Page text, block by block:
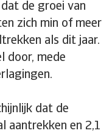
de groei van
zich min of meer
als dit jaar.
door, mede
dat de
aantrekken en 2,1